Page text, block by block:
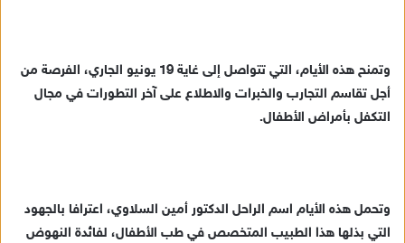
وتمنح هذه الأيام، التي تتواصل إلى غاية 19 يونيو الجاري، الفرصة من
أجل تقاسم التجارب والخبرات والاطلاع على آخر التطورات في مجال
التكفل بأمراض الأطفال.
وتحمل هذه الأيام اسم الراحل الدكتور أمين السلاوي، اعترافا بالجهود
التي بذلها هذا الطبيب المتخصص في طب الأطفال، لفائدة النهوض